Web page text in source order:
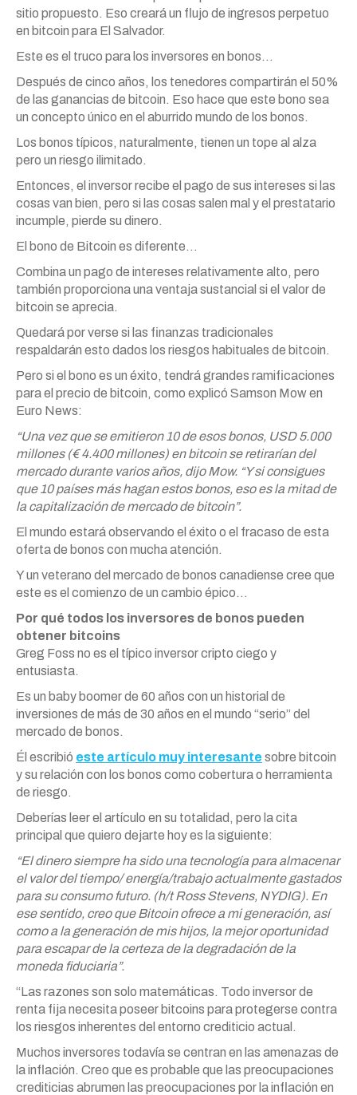
sitio propuesto. Eso creará un flujo de ingresos perpetuo
en bitcoin para El Salvador.
Este es el truco para los inversores en bonos…
Después de cinco años, los tenedores compartirán el 50%
de las ganancias de bitcoin. Eso hace que este bono sea
un concepto único en el aburrido mundo de los bonos.
Los bonos típicos, naturalmente, tienen un tope al alza
pero un riesgo ilimitado.
Entonces, el inversor recibe el pago de sus intereses si las
cosas van bien, pero si las cosas salen mal y el prestatario
incumple, pierde su dinero.
El bono de Bitcoin es diferente…
Combina un pago de intereses relativamente alto, pero
también proporciona una ventaja sustancial si el valor de
bitcoin se aprecia.
Quedará por verse si las finanzas tradicionales
respaldarán esto dados los riesgos habituales de bitcoin.
Pero si el bono es un éxito, tendrá grandes ramificaciones
para el precio de bitcoin, como explicó Samson Mow en
Euro News:
“Una vez que se emitieron 10 de esos bonos, USD 5.000
millones (€ 4.400 millones) en bitcoin se retirarían del
mercado durante varios años, dijo Mow. “Y si consigues
que 10 países más hagan estos bonos, eso es la mitad de
la capitalización de mercado de bitcoin”.
El mundo estará observando el éxito o el fracaso de esta
oferta de bonos con mucha atención.
Y un veterano del mercado de bonos canadiense cree que
este es el comienzo de un cambio épico…
Por qué todos los inversores de bonos pueden
obtener bitcoins
Greg Foss no es el típico inversor cripto ciego y
entusiasta.
Es un baby boomer de 60 años con un historial de
inversiones de más de 30 años en el mundo “serio” del
mercado de bonos.
Él escribió este artículo muy interesante sobre bitcoin
y su relación con los bonos como cobertura o herramienta
de riesgo.
Deberías leer el artículo en su totalidad, pero la cita
principal que quiero dejarte hoy es la siguiente:
“El dinero siempre ha sido una tecnología para almacenar
el valor del tiempo/ energía/trabajo actualmente gastados
para su consumo futuro. (h/t Ross Stevens, NYDIG). En
ese sentido, creo que Bitcoin ofrece a mi generación, así
como a la generación de mis hijos, la mejor oportunidad
para escapar de la certeza de la degradación de la
moneda fiduciaria”.
“Las razones son solo matemáticas. Todo inversor de
renta fija necesita poseer bitcoins para protegerse contra
los riesgos inherentes del entorno crediticio actual.
Muchos inversores todavía se centran en las amenazas de
la inflación. Creo que es probable que las preocupaciones
crediticias abrumen las preocupaciones por la inflación en